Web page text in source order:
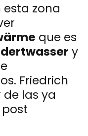
zona
que es
y
Friedrich
las ya